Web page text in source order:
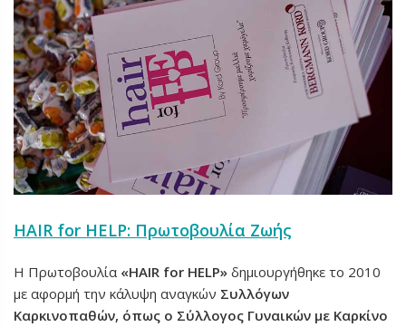
HAIR for HELP: Πρωτοβουλία Ζωής
Η Πρωτοβουλία «HAIR for HELP» δημιουργήθηκε το 2010
με αφορμή την κάλυψη αναγκών Συλλόγων
Καρκινοπαθών, όπως ο Σύλλογος Γυναικών με Καρκίνο